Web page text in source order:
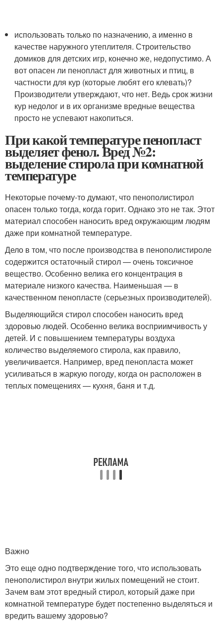
использовать только по назначению, а именно в
качестве наружного утеплителя. Строительство
домиков для детских игр, конечно же, недопустимо. А
вот опасен ли пенопласт для животных и птиц, в
частности для кур (которые любят его клевать)?
Производители утверждают, что нет. Ведь срок жизни
кур недолог и в их организме вредные вещества
просто не успевают накопиться.
При какой температуре пенопласт
выделяет фенол. Вред №2:
выделение стирола при комнатной
температуре
Некоторые почему-то думают, что пенополистирол
опасен только тогда, когда горит. Однако это не так. Этот
материал способен наносить вред окружающим людям
даже при комнатной температуре.
Дело в том, что после производства в пенополистироле
содержится остаточный стирол — очень токсичное
вещество. Особенно велика его концентрация в
материале низкого качества. Наименьшая — в
качественном пенопласте (серьезных производителей).
Выделяющийся стирол способен наносить вред
здоровью людей. Особенно велика восприимчивость у
детей. И с повышением температуры воздуха
количество выделяемого стирола, как правило,
увеличивается. Например, вред пенопласта может
усиливаться в жаркую погоду, когда он расположен в
теплых помещениях — кухня, баня и т.д.
Важно
Это еще одно подтверждение того, что использовать
пенополистирол внутри жилых помещений не стоит.
Зачем вам этот вредный стирол, который даже при
комнатной температуре будет постепенно выделяться и
вредить вашему здоровью?